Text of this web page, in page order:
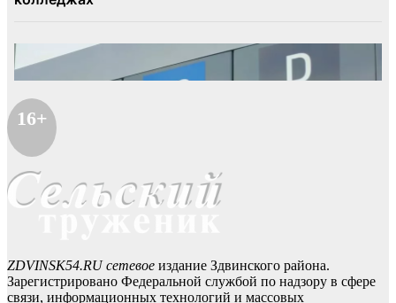
16+
ZDVINSK54.RU сетевое издание Здвинского района.
Зарегистрировано Федеральной службой по надзору в сфере
связи, информационных технологий и массовых